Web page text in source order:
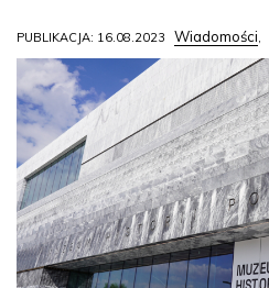
PUBLIKACJA: 16.08.2023 Wiadomości,